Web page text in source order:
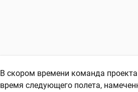
В скором времени команда
время следующего полета,